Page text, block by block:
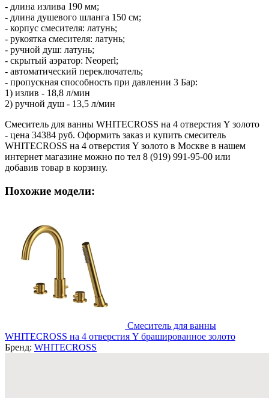
- длина излива 190 мм;
- длина душевого шланга 150 см;
- корпус смесителя: латунь;
- рукоятка смесителя: латунь;
- ручной душ: латунь;
- скрытый аэратор: Neoperl;
- автоматический переключатель;
- пропускная способность при давлении 3 Бар:
1) излив - 18,8 л/мин
2) ручной душ - 13,5 л/мин
Смеситель для ванны WHITECROSS на 4 отверстия Y золото
- цена 34384 руб. Оформить заказ и купить смеситель
WHITECROSS на 4 отверстия Y золото в Москве в нашем
интернет магазине можно по тел 8 (919) 991-95-00 или
добавив товар в корзину.
Похожие модели:
Смеситель для ванны
WHITECROSS на 4 отверстия Y брашированное золото
Бренд: WHITECROSS